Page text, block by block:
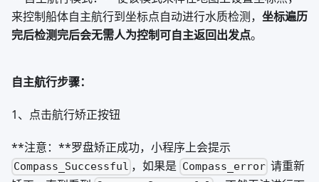
优点，无需焊接转接板（但是要焊两根电源线），缺点不方
构）。